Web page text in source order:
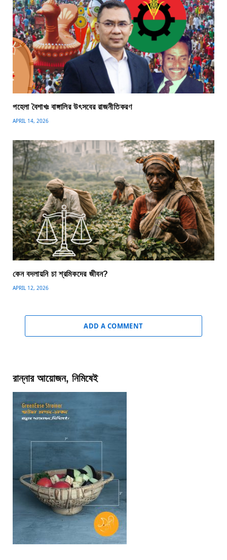
পহেলা বৈশাখঃ বাঙ্গালির উৎসবের রাজনীতিকরণ
APRIL 14, 2026
কেন বদলায়নি চা শ্রমিকদের জীবন?
APRIL 12, 2026
ADD A COMMENT
রান্নার আয়োজন, নিমিষেই